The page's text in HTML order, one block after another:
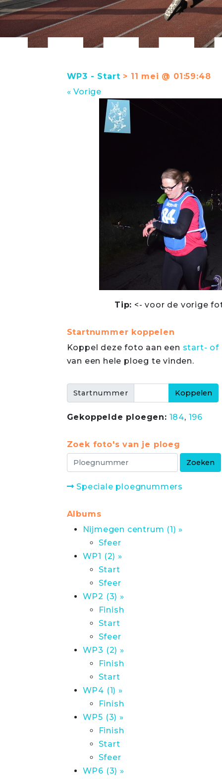
WP3 - Start > 11 mei @ 01:59:48
« Vorige
Tip: <- voor de vorige
Startnummer koppelen
Koppel deze foto aan een start- of
van een hele ploeg te vinden.
Startnummer
Gekoppelde ploegen: 184, 196
Zoek foto's van je ploeg
Speciale ploegnummers
Albums
Nijmegen centrum (1) »
Sfeer
WP1 (2) »
Start
Sfeer
WP2 (3) »
Finish
Start
Sfeer
WP3 (2) »
Finish
Start
WP4 (1) »
Finish
WP5 (3) »
Finish
Start
Sfeer
WP6 (3) »